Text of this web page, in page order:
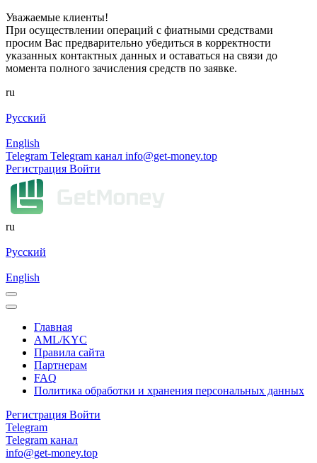
Уважаемые клиенты!
При осуществлении операций с фиатными средствами
просим Вас предварительно убедиться в корректности
указанных контактных данных и оставаться на связи до
момента полного зачисления средств по заявке.
ru
Русский
English
Telegram Telegram канал info@get-money.top
Регистрация Войти
ru
Русский
English
Главная
AML/KYC
Правила сайта
Партнерам
FAQ
Политика обработки и хранения персональных данных
Регистрация Войти
Telegram
Telegram канал
info@get-money.top